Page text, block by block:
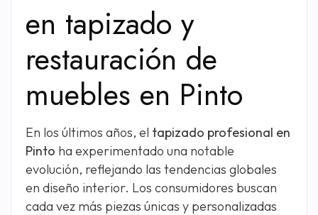
en tapizado y
restauración de
muebles en Pinto
En los últimos años, el tapizado profesional en
Pinto ha experimentado una notable
evolución, reflejando las tendencias globales
en diseño interior. Los consumidores buscan
cada vez más piezas únicas y personalizadas